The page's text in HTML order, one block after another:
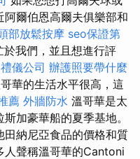
爾伯恩高爾夫俱樂部和
部放鬆按摩 seo保證第
於我們，並且想進行評
禮儀公司 辦護照要帶什麼
華的生活水平很高，這
薦 外牆防水 溫哥華是太
加豪華船的夏季基地。
田納尼亞食品的價格和質
人聲稱溫哥華的Cantoni